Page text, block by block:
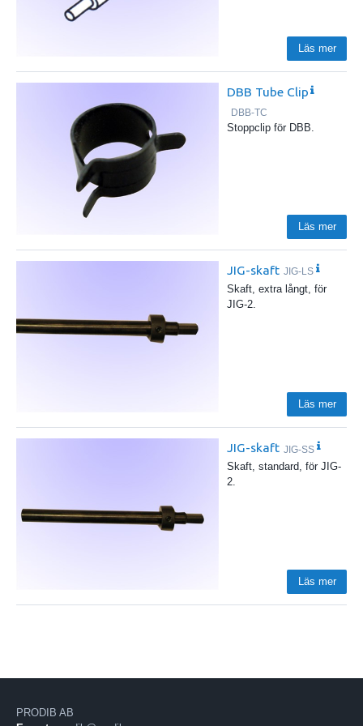
Läs mer
DBB Tube Clip
DBB-TC
Stoppclip för DBB.
Läs mer
JIG-skaft JIG-LS
Skaft, extra långt, för
JIG-2.
Läs mer
JIG-skaft JIG-SS
Skaft, standard, för JIG-
2.
Läs mer
PRODIB AB